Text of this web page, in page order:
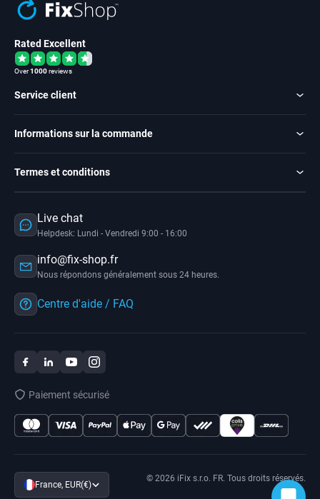
Rated Excellent
Over1000reviews
Service client
Informations sur la commande
Termes et conditions
Live chat
Helpdesk: Lundi - Vendredi 9:00 - 16:00
info@fix-shop.fr
Nous répondons généralement sous 24 heures.
Centre d'aide / FAQ
Paiement sécurisé
France, EUR(€)
© 2026 iFix s.r.o. FR. Tous droits réservés.